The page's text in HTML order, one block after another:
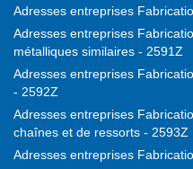
Adresses entreprises
Adresses entreprises
métalliques similaires - 2591Z
Adresses entreprises
- 2592Z
Adresses entreprises
chaînes et de ressorts - 2593Z
Adresses entreprises